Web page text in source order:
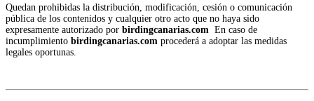
Quedan prohibidas la distribución, modificación, cesión o comunicación
pública de los contenidos y cualquier otro acto que no haya sido
expresamente autorizado por birdingcanarias.com En caso de
incumplimiento birdingcanarias.com procederá a adoptar las medidas
legales oportunas.